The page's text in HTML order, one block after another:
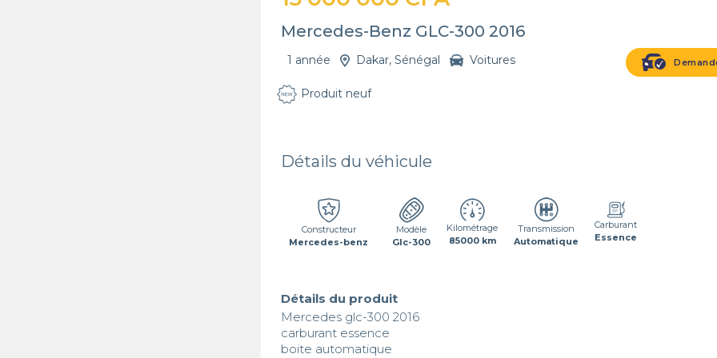
Mercedes-Benz GLC-300 2016
1 année Dakar, Sénégal Voitures
Produit neuf
Détails du véhicule
Constructeur
Mercedes-benz
Modèle
Glc-300
Kilométrage
85000 km
Transmission
Automatique
Carburant
Essence
Détails du produit
Mercedes glc-300 2016
carburant essence
boite automatique